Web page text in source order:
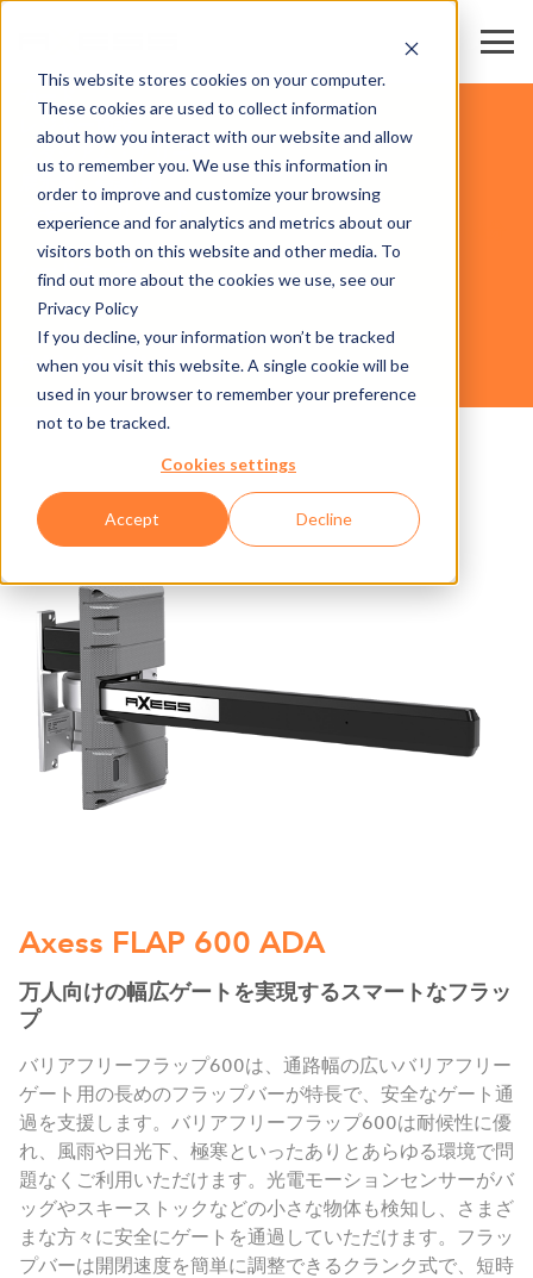
This website stores cookies on your computer.
These cookies are used to collect information
about how you interact with our website and allow
us to remember you. We use this information in
order to improve and customize your browsing
experience and for analytics and metrics about our
visitors both on this website and other media. To
find out more about the cookies we use, see our
Privacy Policy
If you decline, your information won’t be tracked
when you visit this website. A single cookie will be
used in your browser to remember your preference
not to be tracked.
Cookies settings
Accept Decline
FLAP 600 ADA
ハードウェア
スキー場・リゾート
展示場・会議場
スタジアム・アリーナ
レジャー施設
カード
Axess FLAP 600 ADA
万人向けの幅広ゲートを実現するスマートなフラッ
プ
バリアフリーフラップ600は、通路幅の広いバリアフリー
ゲート用の長めのフラップバーが特長で、安全なゲート通
過を支援します。バリアフリーフラップ600は耐候性に優
れ、風雨や日光下、極寒といったありとあらゆる環境で問
題なくご利用いただけます。光電モーションセンサーがバ
ッグやスキーストックなどの小さな物体も検知し、さまざ
まな方々に安全にゲートを通過していただけます。フラッ
プバーは開閉速度を簡単に調整できるクランク式で、短時